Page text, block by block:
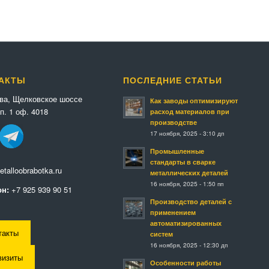
Щелковское шоссе
1 оф. 4018
+7 925 939 90 51
ПОСЛЕДНИЕ СТАТЬИ
Как заводы оптимизируют
расход материалов при
производстве
17 ноября, 2025 - 3:10 дп
Промышленные
стандарты в сварке
металлических деталей
16 ноября, 2025 - 1:50 пп
Производство деталей с
применением
автоматизированных
систем
16 ноября, 2025 - 12:30 дп
Особенности работы